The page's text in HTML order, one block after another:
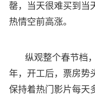
罄，当天很难买到当
热情空前高涨。
纵观整个春节档
年，开工后，票房势
保持着热门影片每天